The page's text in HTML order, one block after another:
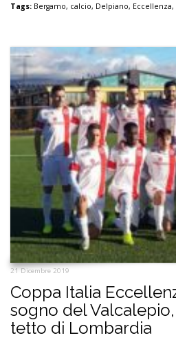
Tags: Bergamo, calcio, Delpiano, Eccellenza,
21 Dicembre 2019
Coppa Italia
sogno del
tetto di Lombardia